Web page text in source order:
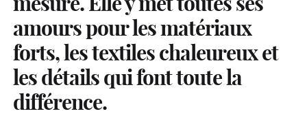
amours pour les matériaux
forts, les textiles chaleureux et
les détails qui font toute la
différence.